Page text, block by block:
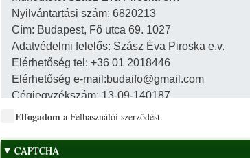
Elfogadom a Felhasználói szerződést.
CAPTCHA